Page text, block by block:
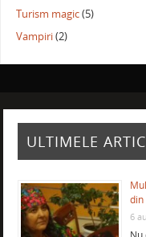
Turism magic(5)
Vampiri(2)
ULTIMELE
din
6